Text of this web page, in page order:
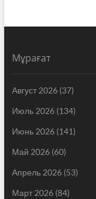
Мұрағат
Август 2026(37)
Июль 2026(134)
Июнь 2026(141)
Май 2026(60)
Апрель 2026(53)
Март 2026(84)